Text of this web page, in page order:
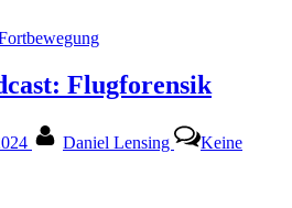
Flugforensik
Daniel Lensing
Keine